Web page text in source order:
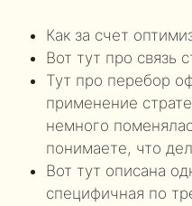
Как за счет
Вот тут про связь
Тут про перебор
применение
немного
понимаете, что
Вот тут описана
специфичная по